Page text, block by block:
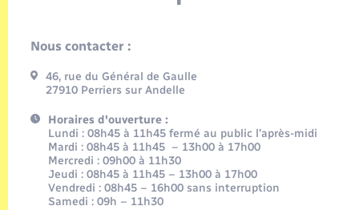
Nous contacter :
46, rue du Général de Gaulle
27910 Perriers sur Andelle
Horaires d'ouverture :
Lundi : 08h45 à 11h45 fermé au public l’après-midi
Mardi : 08h45 à 11h45 – 13h00 à 17h00
Mercredi : 09h00 à 11h30
Jeudi : 08h45 à 11h45 – 13h00 à 17h00
Vendredi : 08h45 – 16h00 sans interruption
Samedi : 09h – 11h30